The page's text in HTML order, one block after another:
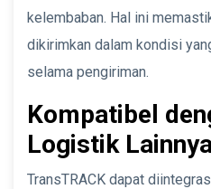
kelembaban. Hal ini
dikirimkan dalam kondisi
selama pengiriman.
Kompatibel
Logistik
TransTRACK dapat